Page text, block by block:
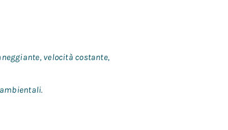
velocità costante,